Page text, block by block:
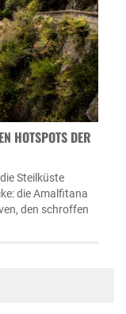
HOTSPOTS DER A
Steilküste
die Amalfitana
den schroffen